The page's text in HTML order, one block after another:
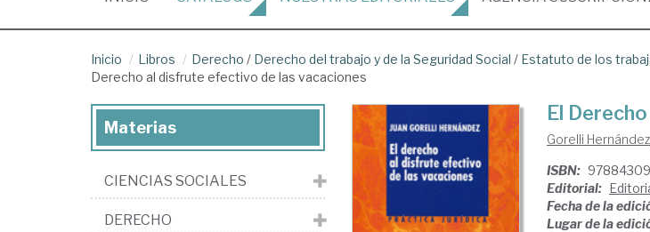
Inicio Libros Derecho / Derecho del trabajo y de la Seguridad Social / Estatuto de los
Derecho al disfrute efectivo de las vacaciones
El
Gorelli
ISBN:
Editorial:
Fecha de la
Lugar de la
Materias
CIENCIAS SOCIALES
DERECHO